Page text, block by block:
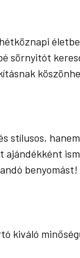
sörnyitót
stílusos,
ajándékként
benyomást!
kiváló